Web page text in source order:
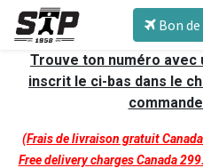
Bon
Trouve ton numéro
inscrit le ci-bas dans le
(Frais de livraison gratuit
Free delivery charges Canada